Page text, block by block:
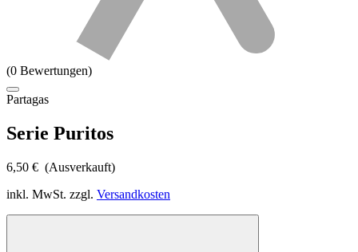
(0 Bewertungen)
Partagas
Serie Puritos
6,50 € (Ausverkauft)
inkl. MwSt. zzgl. Versandkosten